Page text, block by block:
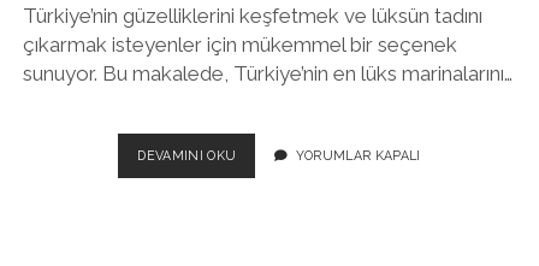
Türkiye’nin güzelliklerini keşfetmek ve lüksün tadını
çıkarmak isteyenler için mükemmel bir seçenek
sunuyor. Bu makalede, Türkiye’nin en lüks marinalarını…
DEVAMINI OKU TÜRKIYE’NIN
EN
YORUMLAR KAPALI